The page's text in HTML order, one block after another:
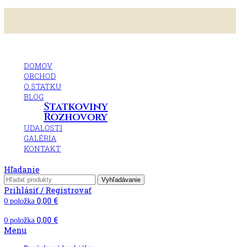
DOMOV
OBCHOD
O STATKU
BLOG
Statkoviny
Rozhovory
UDALOSTI
GALÉRIA
KONTAKT
Hľadanie
Vyhľadávanie
Prihlásiť / Registrovať
0 položka 0,00 €
0 položka 0,00 €
Menu